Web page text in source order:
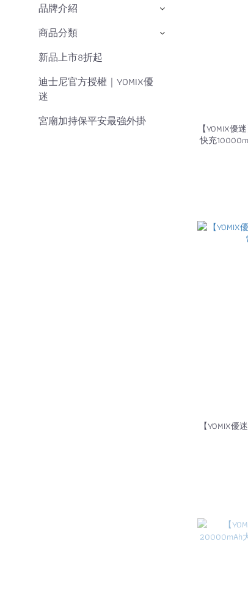
品牌介紹
商品分類
新品上市8折起
迪士尼官方授權｜YOMIX優
迷
宮廟加持保平安最強外掛
【YOMIX
快充
充/電量顯
【YOMIX